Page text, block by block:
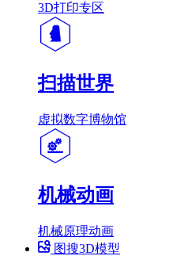
3D打印专区
扫描世界
虚拟数字博物馆
机械动画
机械原理动画
图搜3D模型